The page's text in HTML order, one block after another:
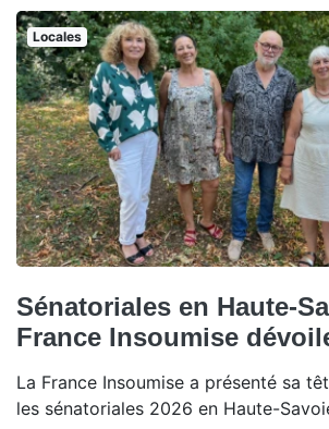
Locales
Sénatoriales en Haute-
France Insoumise
La France Insoumise a présenté sa
les sénatoriales 2026 en Haute-